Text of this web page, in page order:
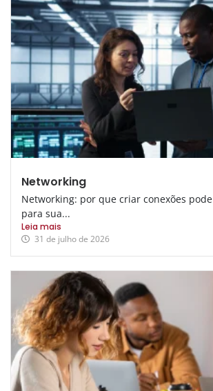
Networking
Networking: por que criar conexões
para sua...
Leia mais
31 de julho de 2026